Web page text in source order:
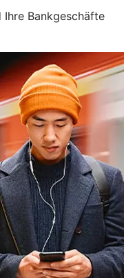
Ihre Bankgeschäfte